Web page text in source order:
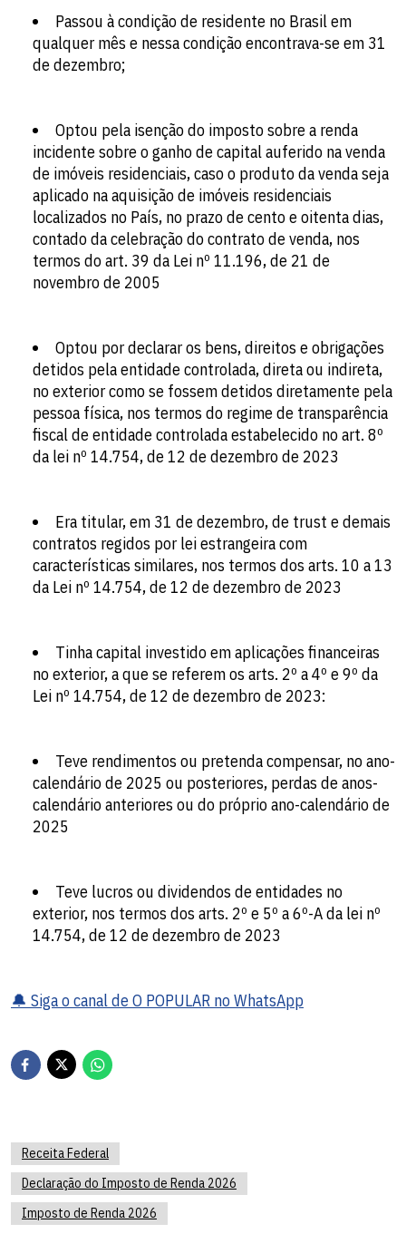
Passou à condição de residente no Brasil em
qualquer mês e nessa condição encontrava-se em 31
de dezembro;
Optou pela isenção do imposto sobre a renda
incidente sobre o ganho de capital auferido na venda
de imóveis residenciais, caso o produto da venda seja
aplicado na aquisição de imóveis residenciais
localizados no País, no prazo de cento e oitenta dias,
contado da celebração do contrato de venda, nos
termos do art. 39 da Lei nº 11.196, de 21 de
novembro de 2005
Optou por declarar os bens, direitos e obrigações
detidos pela entidade controlada, direta ou indireta,
no exterior como se fossem detidos diretamente pela
pessoa física, nos termos do regime de transparência
fiscal de entidade controlada estabelecido no art. 8º
da lei nº 14.754, de 12 de dezembro de 2023
Era titular, em 31 de dezembro, de trust e demais
contratos regidos por lei estrangeira com
características similares, nos termos dos arts. 10 a 13
da Lei nº 14.754, de 12 de dezembro de 2023
Tinha capital investido em aplicações financeiras
no exterior, a que se referem os arts. 2º a 4º e 9º da
Lei nº 14.754, de 12 de dezembro de 2023:
Teve rendimentos ou pretenda compensar, no ano-
calendário de 2025 ou posteriores, perdas de anos-
calendário anteriores ou do próprio ano-calendário de
2025
Teve lucros ou dividendos de entidades no
exterior, nos termos dos arts. 2º e 5º a 6º-A da lei nº
14.754, de 12 de dezembro de 2023
🔔 Siga o canal de O POPULAR no WhatsApp
Receita Federal
Declaração do Imposto de Renda 2026
Imposto de Renda 2026